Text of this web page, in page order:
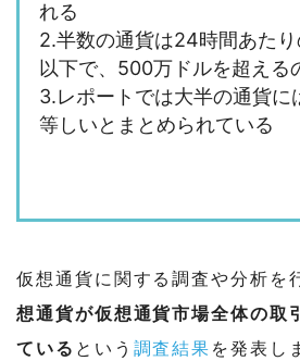
れる
2.半数の通貨は24時間あた
以下で、500万ドルを超える
3.レポートでは大半の通貨に
等しいとまとめられている
仮想通貨に関する調査や分析を
想通貨が仮想通貨市場全体の取
ている という 調査結果 を発表し